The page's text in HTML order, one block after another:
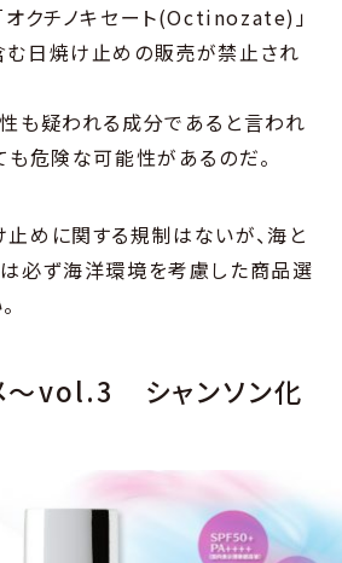
オクチノキセート(Octinozate)」
日焼け止めの販売が禁止され
も疑われる成分であると言われ
も危険な可能性があるのだ。
めに関する規制はないが、海と
必ず海洋環境を考慮した商品選
〜vol.3 シャンソン化